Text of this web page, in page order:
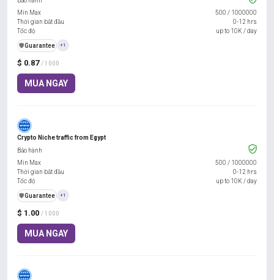
$ 0.87 / 1000
MUA NGAY
Min Max
500 / 1000000
Thời gian bắt đầu
0-12 hrs
Tốc độ
up to 10K / day
️🛡️Guarantee +1
Crypto Niche traffic from Egypt
$ 1.00 / 1000
MUA NGAY
Bảo hành
Min Max
500 / 1000000
Thời gian bắt đầu
0-12 hrs
Tốc độ
up to 10K / day
️🛡️Guarantee +1